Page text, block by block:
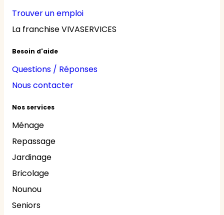
Trouver un emploi
La franchise VIVASERVICES
Besoin d'aide
Questions / Réponses
Nous contacter
Nos services
Ménage
Repassage
Jardinage
Bricolage
Nounou
Seniors